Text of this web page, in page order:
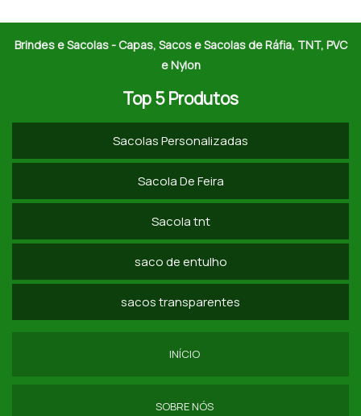
Brindes e Sacolas - Capas, Sacos e Sacolas de Ráfia, TNT, PVC
e Nylon
Top 5 Produtos
Sacolas Personalizadas
Sacola De Feira
Sacola tnt
saco de entulho
sacos transparentes
INÍCIO
SOBRE NÓS